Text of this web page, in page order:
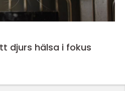
djurs hälsa i fokus